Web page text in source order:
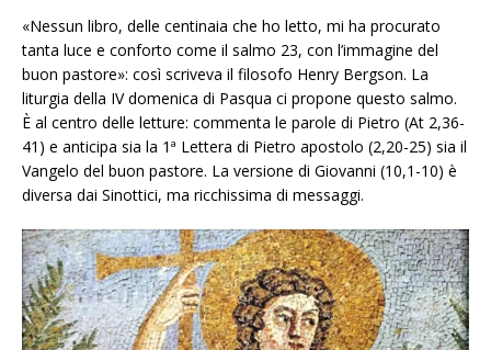
«Nessun libro, delle centinaia che ho letto, mi ha procurato
tanta luce e conforto come il salmo 23, con l’immagine del
buon pastore»: così scriveva il filosofo Henry Bergson. La
liturgia della IV domenica di Pasqua ci propone questo salmo.
È al centro delle letture: commenta le parole di Pietro (At 2,36-
41) e anticipa sia la 1ª Lettera di Pietro apostolo (2,20-25) sia il
Vangelo del buon pastore. La versione di Giovanni (10,1-10) è
diversa dai Sinottici, ma ricchissima di messaggi.